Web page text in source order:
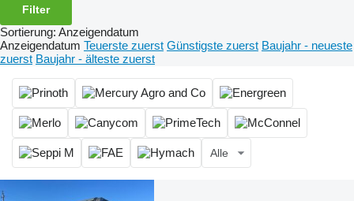
Filter
Sortierung: Anzeigendatum
Anzeigendatum Teuerste zuerst Günstigste zuerst Baujahr - neueste
zuerst Baujahr - älteste zuerst
Alle